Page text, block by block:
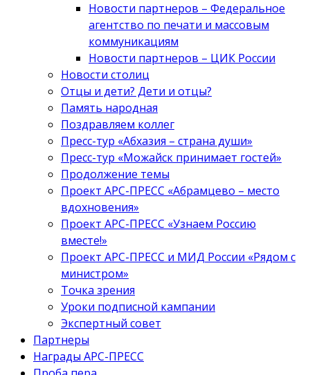
Новости партнеров – Федеральное
агентство по печати и массовым
коммуникациям
Новости партнеров – ЦИК России
Новости столиц
Отцы и дети? Дети и отцы?
Память народная
Поздравляем коллег
Пресс-тур «Абхазия – страна души»
Пресс-тур «Можайск принимает гостей»
Продолжение темы
Проект АРС-ПРЕСС «Абрамцево – место
вдохновения»
Проект АРС-ПРЕСС «Узнаем Россию
вместе!»
Проект АРС-ПРЕСС и МИД России «Рядом с
министром»
Точка зрения
Уроки подписной кампании
Экспертный совет
Партнеры
Награды АРС-ПРЕСС